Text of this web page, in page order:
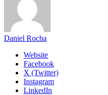
Daniel Rocha
Website
Facebook
X (Twitter)
Instagram
LinkedIn